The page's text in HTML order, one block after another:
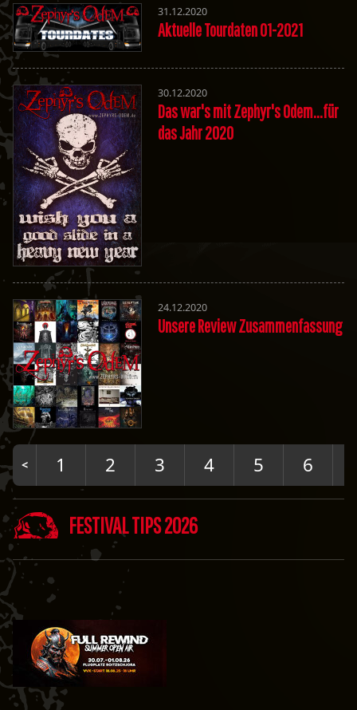
31.12.2020
Aktuelle Tourdaten 01-2021
30.12.2020
Das war's mit Zephyr's Odem...für
das Jahr 2020
24.12.2020
Unsere Review Zusammenfassung
1 2 3 4 5 6
FESTIVAL TIPS 2026